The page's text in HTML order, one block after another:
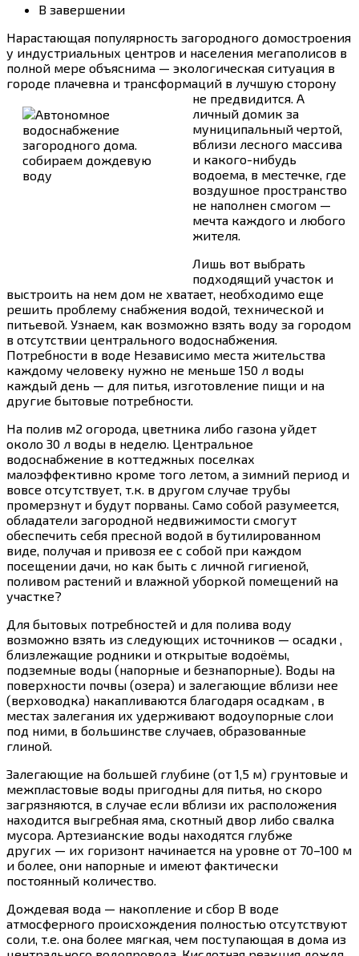
В завершении
Нарастающая популярность загородного домостроения
у индустриальных центров и населения мегаполисов в
полной мере объяснима — экологическая ситуация в
городе плачевна и трансформаций в лучшую сторону
не предвидится. А
личный домик за
муниципальный чертой,
вблизи лесного массива
и какого-нибудь
водоема, в местечке, где
воздушное пространство
не наполнен смогом —
мечта каждого и любого
жителя.
Лишь вот выбрать
подходящий участок и
выстроить на нем дом не хватает, необходимо еще
решить проблему снабжения водой, технической и
питьевой. Узнаем, как возможно взять воду за городом
в отсутствии центрального водоснабжения.
Потребности в воде Независимо места жительства
каждому человеку нужно не меньше 150 л воды
каждый день — для питья, изготовление пищи и на
другие бытовые потребности.
На полив м2 огорода, цветника либо газона уйдет
около 30 л воды в неделю. Центральное
водоснабжение в коттеджных поселках
малоэффективно кроме того летом, а зимний период и
вовсе отсутствует, т.к. в другом случае трубы
промерзнут и будут порваны. Само собой разумеется,
обладатели загородной недвижимости смогут
обеспечить себя пресной водой в бутилированном
виде, получая и привозя ее с собой при каждом
посещении дачи, но как быть с личной гигиеной,
поливом растений и влажной уборкой помещений на
участке?
Для бытовых потребностей и для полива воду
возможно взять из следующих источников — осадки ,
близлежащие родники и открытые водоёмы,
подземные воды (напорные и безнапорные). Воды на
поверхности почвы (озера) и залегающие вблизи нее
(верховодка) накапливаются благодаря осадкам , в
местах залегания их удерживают водоупорные слои
под ними, в большинстве случаев, образованные
глиной.
Залегающие на большей глубине (от 1,5 м) грунтовые и
межпластовые воды пригодны для питья, но скоро
загрязняются, в случае если вблизи их расположения
находится выгребная яма, скотный двор либо свалка
мусора. Артезианские воды находятся глубже
других — их горизонт начинается на уровне от 70–100 м
и более, они напорные и имеют фактически
постоянный количество.
Дождевая вода — накопление и сбор В воде
атмосферного происхождения полностью отсутствуют
соли, т.е. она более мягкая, чем поступающая в дома из